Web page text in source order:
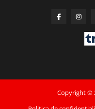
Copyright ©